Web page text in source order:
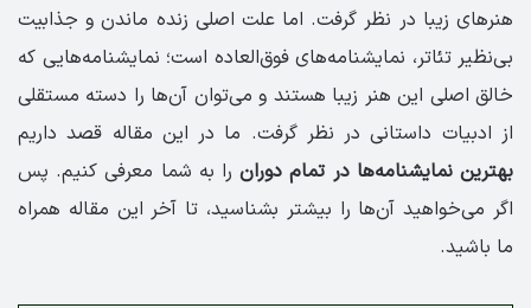
هنرهای زیبا در نظر گرفت. اما علت اصلی زنده ماندن و جذابیت
بی‌نظیر تئاتر، نمایشنامه‌های فوق‌العاده است؛ نمایشنامه‌هایی که
خالق اصلی این هنر زیبا هستند و می‌توان آن‌ها را دسته مستقلی
از ادبیات داستانی در نظر گرفت. ما در این مقاله قصد داریم
بهترین نمایشنامه‌ها در تمام دورانرا به شما معرفی کنیم. پس
اگر می‌خواهید آن‌ها را بیشتر بشناسید، تا آخر این مقاله همراه
ما باشید.